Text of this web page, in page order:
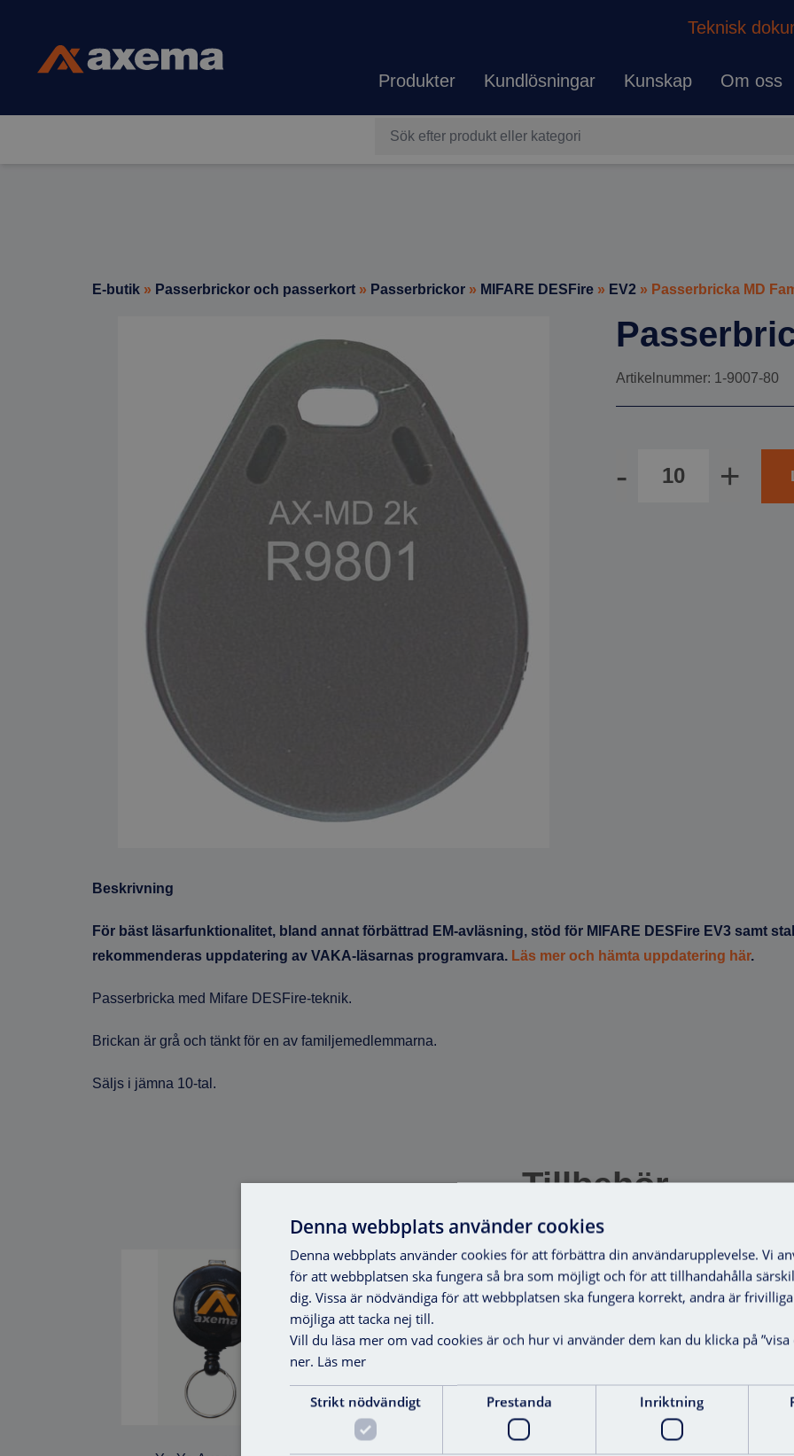
Hoppa till innehåll
Teknisk
Produkter Kundlösningar Kunskap Om oss
E-butik » Passerbrickor och passerkort » Passerbrickor » MIFARE DESFire » EV2 » Passerbricka MD
Artikelnummer: 1-9007-80
Beskrivning
För bäst läsarfunktionalitet, bland annat förbättrad EM-avläsning, stöd för MIFARE DESFire EV3 samt
rekommenderas uppdatering av VAKA-läsarnas programvara. Läs mer och hämta uppdatering här.
Passerbricka med Mifare DESFire-teknik.
Brickan är grå och tänkt för en av familjemedlemmarna.
Säljs i jämna 10-tal.
Tillbehör
Denna webbplats använder cookies
Denna webbplats använder cookies för att förbättra din användarupplevelse. Vi
för att webbplatsen ska fungera så bra som möjligt och för att tillhandahålla
dig. Vissa är nödvändiga för att webbplatsen ska fungera korrekt, andra är
möjliga att tacka nej till.
Vill du läsa mer om vad cookies är och hur vi använder dem kan du klicka på ”visa
ner. Läs mer
Strikt nödvändigt Prestanda Inriktning